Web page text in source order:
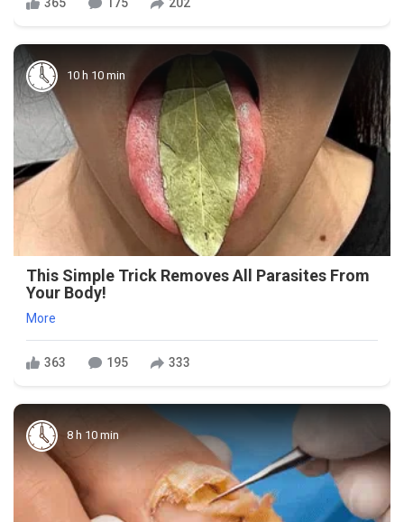
365 175 202
10 h 10 min
This Simple Trick Removes All Parasites From
Your Body!
More
363 195 333
8 h 10 min